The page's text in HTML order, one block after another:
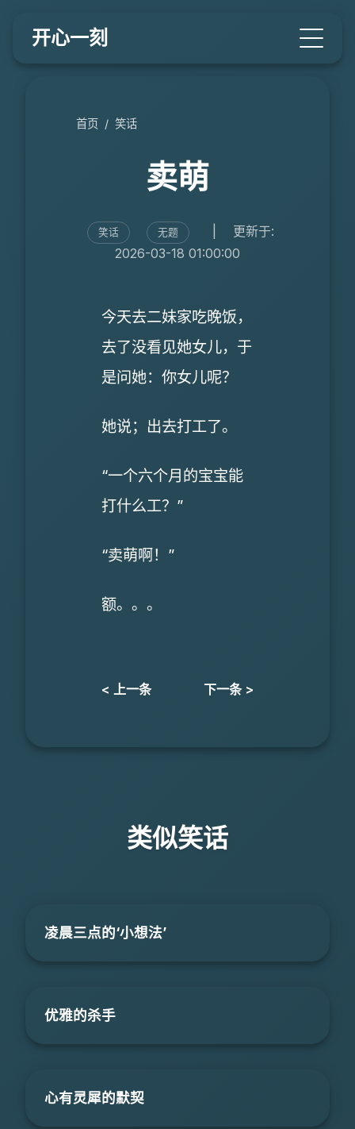
开心一刻
首页 / 笑话
卖萌
笑话 无题
更新于:
2026-03-18 01:00:00
今天去二妹家吃晚饭，
去了没看见她女儿，于
是问她：你女儿呢？
她说；出去打工了。
“一个六个月的宝宝能
打什么工？”
“卖萌啊！”
额。。。
< 上一条 下一条 >
类似笑话
凌晨三点的‘小想法’
优雅的杀手
心有灵犀的默契